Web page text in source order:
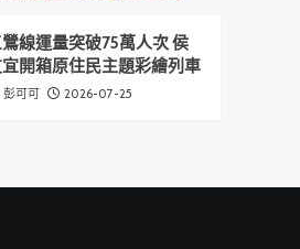
線運量突破75萬人次 侯
開箱原住民主題彩繪列車
彭可可 2026-07-25